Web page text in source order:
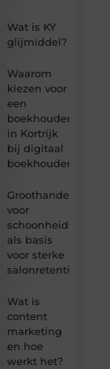
Wat is KY
glijmiddel?
Waarom
kiezen voor
een
boekhouder
in Kortrijk
bij digitaal
boekhouden?
Groothandel
voor
als basis
voor sterke
salonretentie
Wat is
content
marketing
en hoe
werkt het?